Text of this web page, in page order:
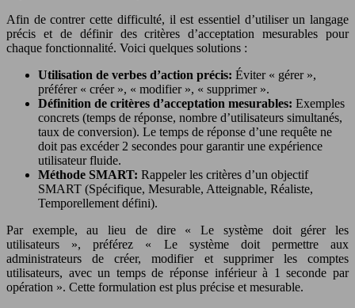
Afin de contrer cette difficulté, il est essentiel d’utiliser un langage
précis et de définir des critères d’acceptation mesurables pour
chaque fonctionnalité. Voici quelques solutions :
Utilisation de verbes d’action précis: Éviter « gérer »,
préférer « créer », « modifier », « supprimer ».
Définition de critères d’acceptation mesurables: Exemples
concrets (temps de réponse, nombre d’utilisateurs simultanés,
taux de conversion). Le temps de réponse d’une requête ne
doit pas excéder 2 secondes pour garantir une expérience
utilisateur fluide.
Méthode SMART: Rappeler les critères d’un objectif
SMART (Spécifique, Mesurable, Atteignable, Réaliste,
Temporellement défini).
Par exemple, au lieu de dire « Le système doit gérer les
utilisateurs », préférez « Le système doit permettre aux
administrateurs de créer, modifier et supprimer les comptes
utilisateurs, avec un temps de réponse inférieur à 1 seconde par
opération ». Cette formulation est plus précise et mesurable.